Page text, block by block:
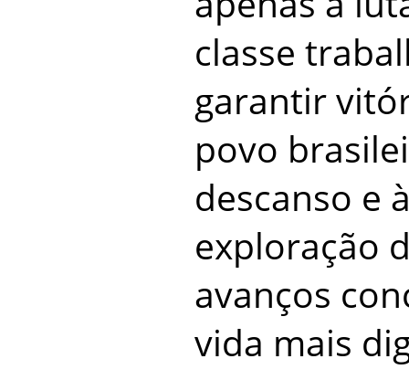
classe
garantir
povo
descanso e
exploração
avanços
vida mais